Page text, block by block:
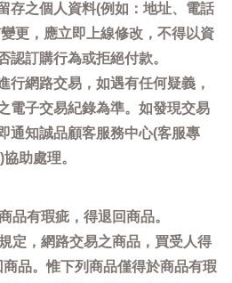
存之個人資料(例如：地址、電話
更，應立即上線修改，不得以資
認訂購行為或拒絕付款。
行網路交易，如遇有任何疑義，
電子交易紀錄為準。如發現交易
通知誠品顧客服務中心(客服專
助處理。
品有瑕疵，得退回商品。
定，網路交易之商品，買受人得
品。惟下列商品僅得於商品有瑕